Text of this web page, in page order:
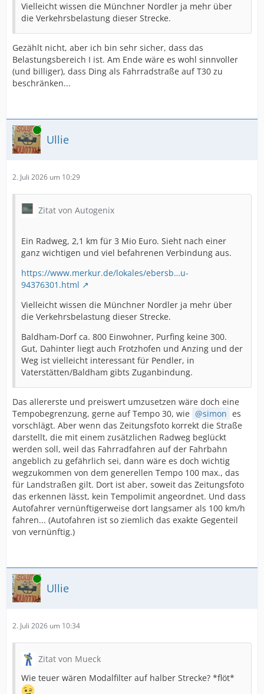
Vielleicht wissen die Münchner Nordler ja mehr über
die Verkehrsbelastung dieser Strecke.
Gezählt nicht, aber ich bin sehr sicher, dass das
Belastungsbereich I ist. Am Ende wäre es wohl sinnvoller
(und billiger), dass Ding als Fahrradstraße auf T30 zu
beschränken...
Online
Ullie
2. Juli 2026 um 10:29
Zitat von Autogenix
Ein Radweg, 2,1 km für 3 Mio Euro. Sieht nach einer
ganz wichtigen und viel befahrenen Verbindung aus.
https://www.merkur.de/lokales/ebersb…u-
94376301.html
Vielleicht wissen die Münchner Nordler ja mehr über
die Verkehrsbelastung dieser Strecke.
Baldham-Dorf ca. 800 Einwohner, Purfing keine 300.
Gut, Dahinter liegt auch Frotzhofen und Anzing und der
Weg ist vielleicht interessant für Pendler, in
Vaterstätten/Baldham gibts Zuganbindung.
Das allererste und preiswert umzusetzen wäre doch eine
Tempobegrenzung, gerne auf Tempo 30, wie
simon es
vorschlägt. Aber wenn das Zeitungsfoto korrekt die Straße
darstellt, die mit einem zusätzlichen Radweg beglückt
werden soll, weil das Fahrradfahren auf der Fahrbahn
angeblich zu gefährlich sei, dann wäre es doch wichtig
wegzukommen von dem generellen Tempo 100 max., das
für Landstraßen gilt. Dort ist aber, soweit das Zeitungsfoto
das erkennen lässt, kein Tempolimit angeordnet. Und dass
Autofahrer vernünftigerweise dort langsamer als 100 km/h
fahren... (Autofahren ist so ziemlich das exakte Gegenteil
von vernünftig.)
Online
Ullie
2. Juli 2026 um 10:34
Zitat von Mueck
Wie teuer wären Modalfilter auf halber Strecke? *flöt*